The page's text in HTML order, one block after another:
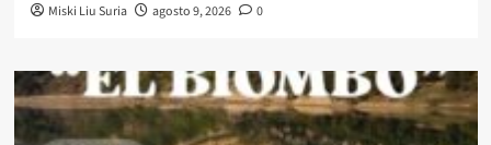
Miski Liu Suria agosto 9, 2026 0